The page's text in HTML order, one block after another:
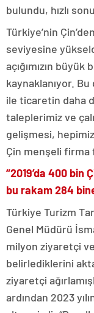
bulundu, hızlı
Türkiye’nin
seviyesine
açığımızın
kaynaklanıyor.
ile ticaretin daha
taleplerimiz ve
gelişmesi,
Çin menşeli firma
“2019’da 400 bin
bu rakam 284
Türkiye Turizm
Genel Müdürü
milyon ziyaretçi
belirlediklerini
ziyaretçi
ardından 2023